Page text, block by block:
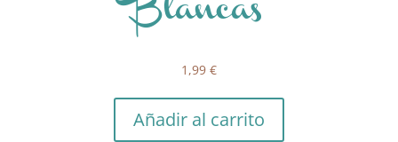
Blancas
1,99 €
Añadir al carrito